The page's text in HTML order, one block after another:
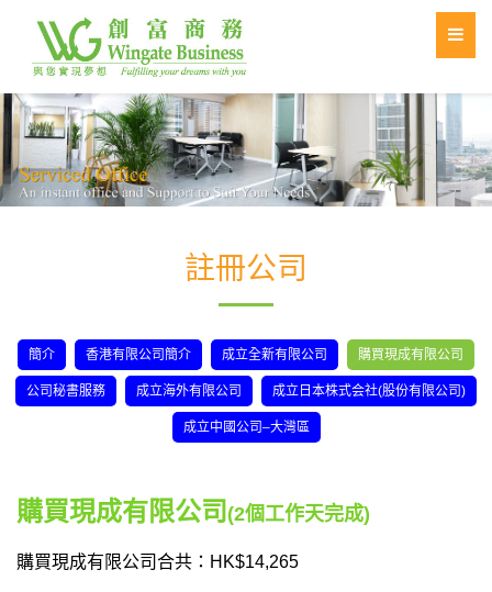
註冊公司
簡介 香港有限公司簡介 成立全新有限公司 購買現成有限公司
公司秘書服務 成立海外有限公司 成立日本株式会社(股份有限公司)
成立中國公司–大灣區
購買現成有限公司 (2個工作天完成)
購買現成有限公司合共 ： HK$14,265